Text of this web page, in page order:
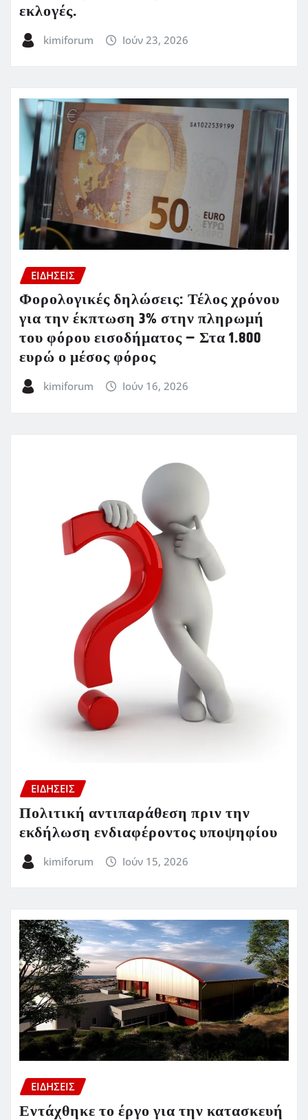
εκλογές.
kimiforum Ιούν 23, 2026
ΕΙΔΗΣΕΙΣ
Φορολογικές δηλώσεις: Τέλος χρόνου
για την έκπτωση 3% στην πληρωμή
του φόρου εισοδήματος – Στα 1.800
ευρώ ο μέσος φόρος
kimiforum Ιούν 16, 2026
ΕΙΔΗΣΕΙΣ
Πολιτική αντιπαράθεση πριν την
εκδήλωση ενδιαφέροντος υποψηφίου
kimiforum Ιούν 15, 2026
ΕΙΔΗΣΕΙΣ
Εντάχθηκε το έργο για την κατασκευή